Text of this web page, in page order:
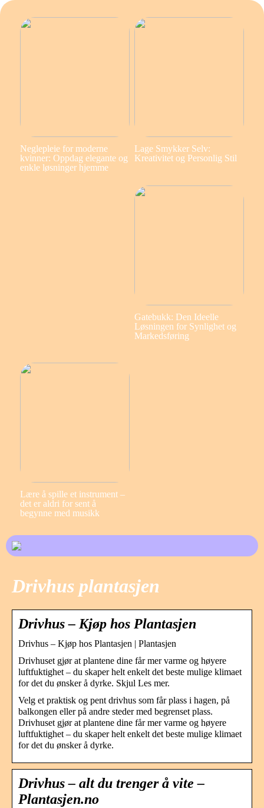
Neglepleie for moderne
kvinner: Oppdag elegante og
enkle løsninger hjemme
Lage Smykker Selv:
Kreativitet og Personlig Stil
Gatebukk: Den Ideelle
Løsningen for Synlighet og
Markedsføring
Lære å spille et instrument –
det er aldri for sent å
begynne med musikk
Drivhus plantasjen
Drivhus – Kjøp hos Plantasjen
Drivhus – Kjøp hos Plantasjen | Plantasjen
Drivhuset gjør at plantene dine får mer varme og høyere
luftfuktighet – du skaper helt enkelt det beste mulige klimaet
for det du ønsker å dyrke. Skjul Les mer.
Velg et praktisk og pent drivhus som får plass i hagen, på
balkongen eller på andre steder med begrenset plass.
Drivhuset gjør at plantene dine får mer varme og høyere
luftfuktighet – du skaper helt enkelt det beste mulige klimaet
for det du ønsker å dyrke.
Drivhus – alt du trenger å vite –
Plantasjen.no